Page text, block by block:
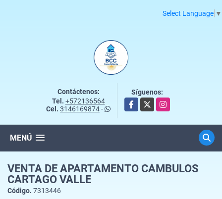
Select Language ▼
Contáctenos:
Tel. +572136564
Cel. 3146169874-
Síguenos:
Facebook
X Instagram
MENÚ
VENTA DE APARTAMENTO CAMBULOS
CARTAGO VALLE
Código. 7313446